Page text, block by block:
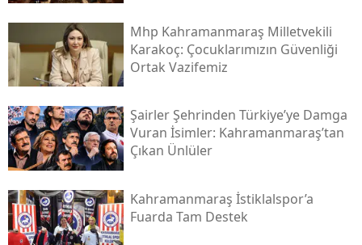
Mhp Kahramanmaraş Milletvekili
Karakoç: Çocuklarımızın Güvenliği
Ortak Vazifemiz
Şairler Şehrinden Türkiye’ye Damga
Vuran İsimler: Kahramanmaraş’tan
Çıkan Ünlüler
Kahramanmaraş İstiklalspor’a
Fuarda Tam Destek